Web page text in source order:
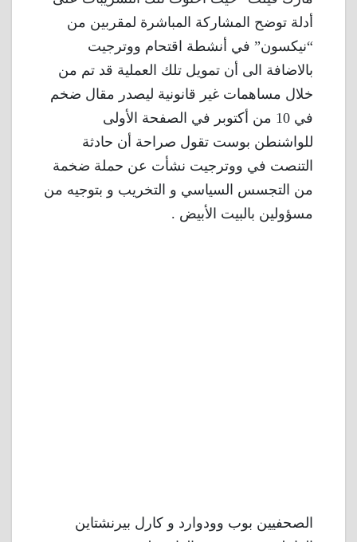
أدلة توضح المشاركة المباشرة لمقربين من
“نيكسون” في أنشطة اقتحام ووترجيت
بالاضافة الى أن تمويل تلك العملية قد تم من
خلال مساهمات غير قانونية ليصدر مقال ضخم
في 10 من أكتوبر في الصفحة الأولى
للواشنطن بوست تقول صراحة أن حادثة
التنصت في ووترجيت نشأت عن حملة ضخمة
من التجسس السياسي و التخريب و بتوجيه من
مسؤولين بالبيت الأبيض .
الصحفيين بوب وودوارد و كارل بيرنشتاين